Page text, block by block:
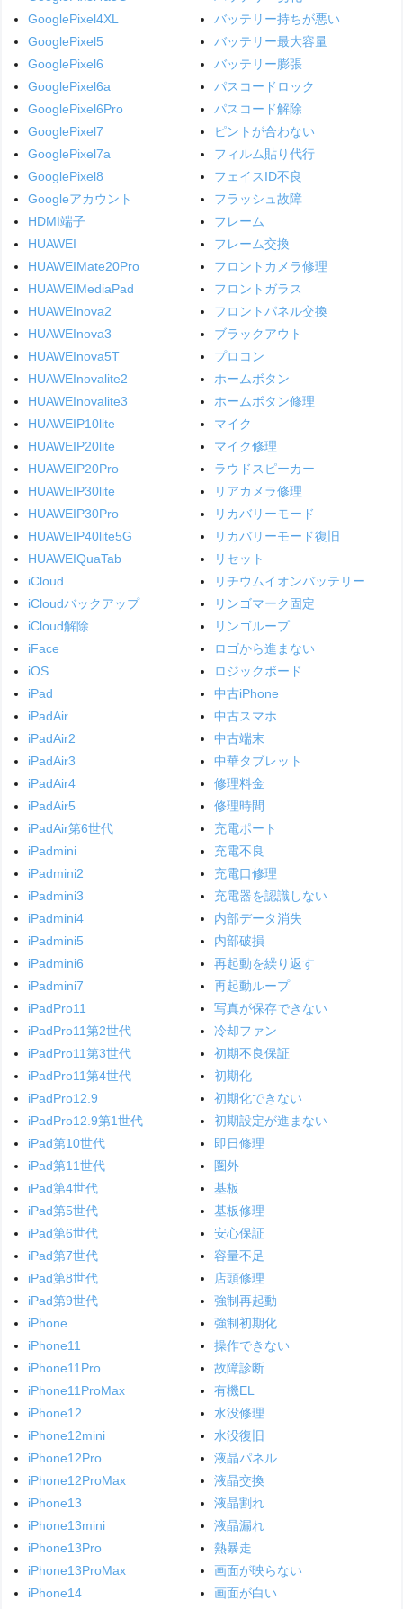
GooglePixel4XL
GooglePixel5
GooglePixel6
GooglePixel6a
GooglePixel6Pro
GooglePixel7
GooglePixel7a
GooglePixel8
Googleアカウント
HDMI端子
HUAWEI
HUAWEIMate20Pro
HUAWEIMediaPad
HUAWEInova2
HUAWEInova3
HUAWEInova5T
HUAWEInovalite2
HUAWEInovalite3
HUAWEIP10lite
HUAWEIP20lite
HUAWEIP20Pro
HUAWEIP30lite
HUAWEIP30Pro
HUAWEIP40lite5G
HUAWEIQuaTab
iCloud
iCloudバックアップ
iCloud解除
iFace
iOS
iPad
iPadAir
iPadAir2
iPadAir3
iPadAir4
iPadAir5
iPadAir第6世代
iPadmini
iPadmini2
iPadmini3
iPadmini4
iPadmini5
iPadmini6
iPadmini7
iPadPro11
iPadPro11第2世代
iPadPro11第3世代
iPadPro11第4世代
iPadPro12.9
iPadPro12.9第1世代
iPad第10世代
iPad第11世代
iPad第4世代
iPad第5世代
iPad第6世代
iPad第7世代
iPad第8世代
iPad第9世代
iPhone
iPhone11
iPhone11Pro
iPhone11ProMax
iPhone12
iPhone12mini
iPhone12Pro
iPhone12ProMax
iPhone13
iPhone13mini
iPhone13Pro
iPhone13ProMax
iPhone14
バッテリー持ちが悪い
バッテリー最大容量
バッテリー膨張
パスコードロック
パスコード解除
ピントが合わない
フィルム貼り代行
フェイスID不良
フラッシュ故障
フレーム
フレーム交換
フロントカメラ修理
フロントガラス
フロントパネル交換
ブラックアウト
プロコン
ホームボタン
ホームボタン修理
マイク
マイク修理
ラウドスピーカー
リアカメラ修理
リカバリーモード
リカバリーモード復旧
リセット
リチウムイオンバッテリー
リンゴマーク固定
リンゴループ
ロゴから進まない
ロジックボード
中古iPhone
中古スマホ
中古端末
中華タブレット
修理料金
修理時間
充電ポート
充電不良
充電口修理
充電器を認識しない
内部データ消失
内部破損
再起動を繰り返す
再起動ループ
写真が保存できない
冷却ファン
初期不良保証
初期化
初期化できない
初期設定が進まない
即日修理
圏外
基板
基板修理
安心保証
容量不足
店頭修理
強制再起動
強制初期化
操作できない
故障診断
有機EL
水没修理
水没復旧
液晶パネル
液晶交換
液晶割れ
液晶漏れ
熱暴走
画面が映らない
画面が白い